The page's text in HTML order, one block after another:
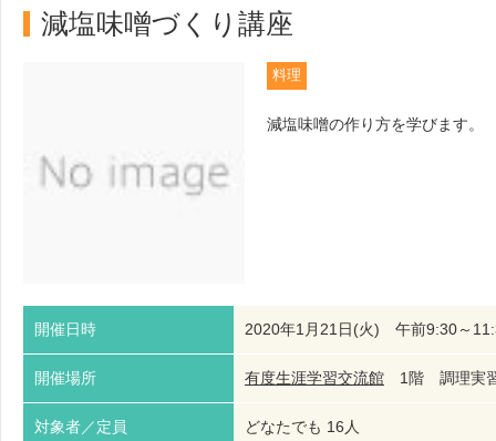
減塩味噌づくり講座
料理
減塩味噌の作り方を学びます。
開催日時 2020年1月21日(火) 午前9:30～
開催場所 有度生涯学習交流館 1階 調理
対象者／定員 どなたでも 16人